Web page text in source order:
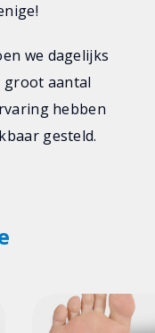
we dagelijks
groot aantal
hebben
gesteld.